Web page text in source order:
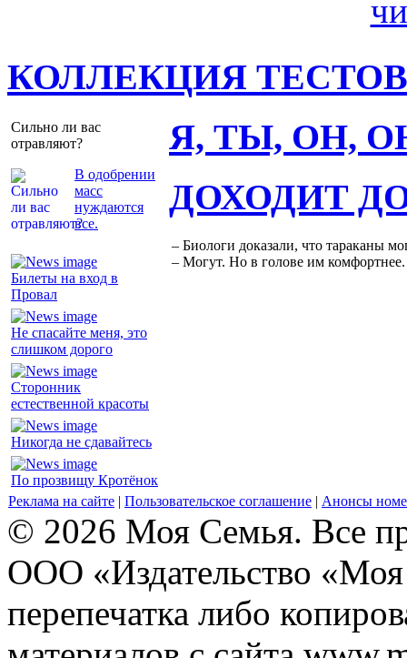
КОЛЛЕКЦИЯ ТЕСТОВ
Сильно ли вас
отравляют?
В одобрении
масс
нуждаются
все.
Я, ТЫ, ОН,
Билеты на вход в
Провал
Не спасайте меня, это
слишком дорого
Сторонник
естественной красоты
Никогда не сдавайтесь
По прозвищу Кротёнок
ДОХОДИТ
– Биологи доказали, что тараканы
– Могут. Но в голове им комфортнее.
Реклама на сайте | Пользовательское соглашение | Анонсы
© 2026 Моя Семья. Все
ООО «Издательство
перепечатка либо